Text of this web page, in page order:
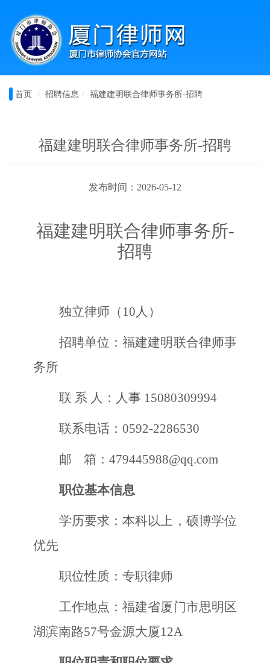
首页 招聘信息 福建建明联合律师事务所-招聘
福建建明联合律师事务所-招聘
发布时间：2026-05-12
福建建明联合律师事务所-
招聘
独立律师（ 10人 ）
招聘单位：福建建明联合律师事
务所
联 系 人： 人事 15080309994
联系电话： 0592-2286530
邮 箱： 479445988@qq.com
职位基本信息
学历要求：本科以上，硕博学位
优先
职位性质： 专职律师
工作地点：福建省厦门市思明区
湖滨南路57号金源大厦12A